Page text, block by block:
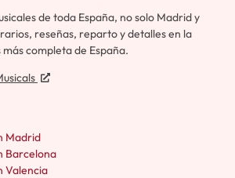
de toda España, no solo Madrid y
reseñas, reparto y detalles en la
completa de España.
Madrid
Barcelona
Valencia